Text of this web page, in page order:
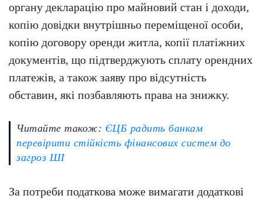
органу декларацію про майновий стан і доходи,
копію довідки внутрішньо переміщеної особи,
копію договору оренди житла, копії платіжних
документів, що підтверджують сплату орендних
платежів, а також заяву про відсутність
обставин, які позбавляють права на знижку.
Читайте також: ЄЦБ радить банкам
перевірити стійкість фінансових систем до
загроз ШІ
За потреби податкова може вимагати додаткові